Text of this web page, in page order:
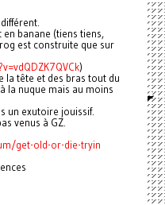
banane (tiens tiens,
est construite que sur
)
la tête et des bras tout du
la nuque mais au moins
un exutoire jouissif.
venus à GZ.
get-old-or-die-tryin